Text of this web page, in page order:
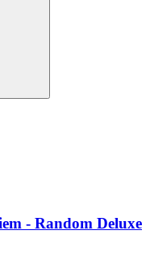
- Random Deluxe